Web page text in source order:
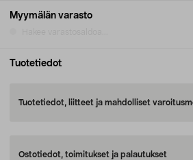
Myymälän varasto
Tuotetiedot
Tuotetiedot, liitteet ja mahdolliset
Ostotiedot, toimitukset ja palautukset